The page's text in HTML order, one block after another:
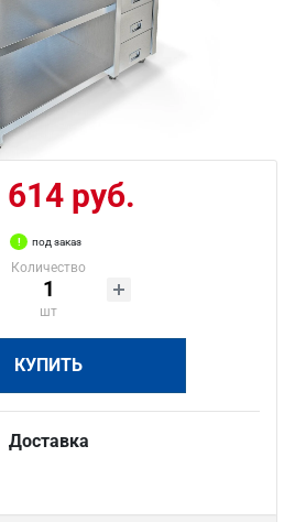
614 руб.
под заказ
Количество
шт
КУПИТЬ
Доставка